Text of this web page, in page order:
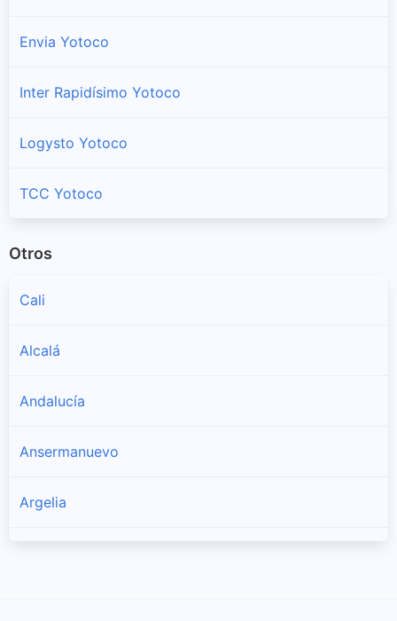
Envia Yotoco
Inter Rapidísimo Yotoco
Logysto Yotoco
TCC Yotoco
Otros
Cali
Alcalá
Andalucía
Ansermanuevo
Argelia